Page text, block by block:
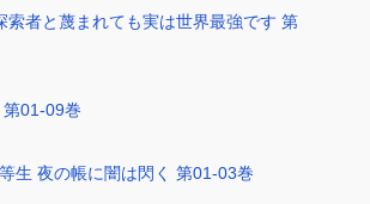
索者と蔑まれても実は世界最強です 第
第01-09巻
生 夜の帳に闇は閃く 第01-03巻